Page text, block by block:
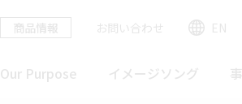
商品情報 お問い合わせ EN
Our Purpose イメージソング